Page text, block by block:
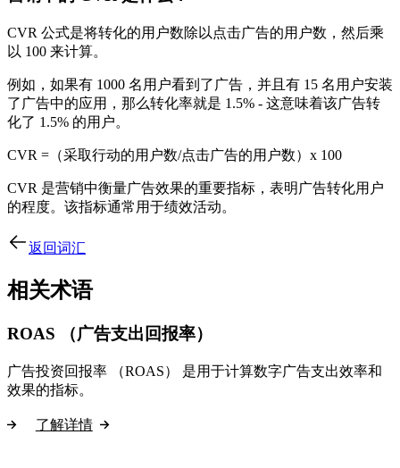
CVR 公式是将转化的用户数除以点击广告的用户数，然后乘
以 100 来计算。
例如，如果有 1000 名用户看到了广告，并且有 15 名用户安装
了广告中的应用，那么转化率就是 1.5% - 这意味着该广告转
化了 1.5% 的用户。
CVR =（采取行动的用户数/点击广告的用户数）x 100
CVR 是营销中衡量广告效果的重要指标，表明广告转化用户
的程度。该指标通常用于绩效活动。
返回词汇
相关术语
ROAS （广告支出回报率）
广告投资回报率 （ROAS） 是用于计算数字广告支出效率和
效果的指标。
了解详情